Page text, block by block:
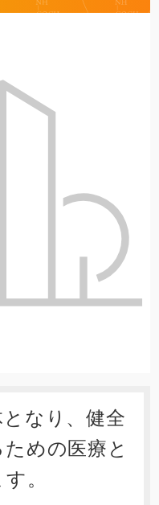
なり、健全
めの医療と
。